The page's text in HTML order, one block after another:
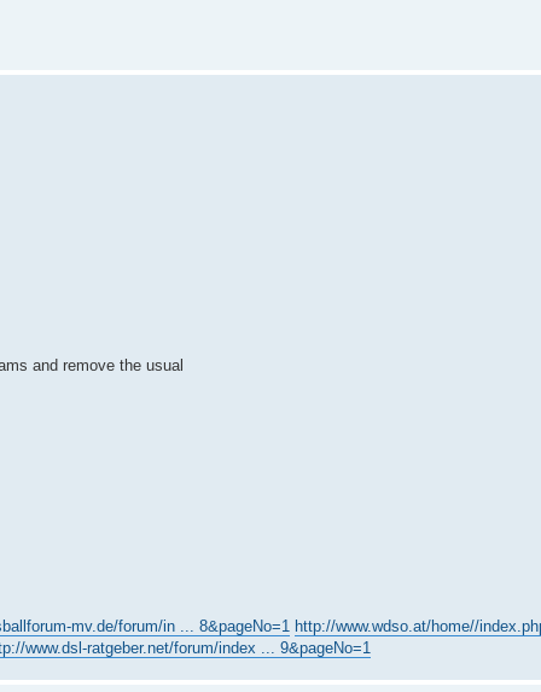
and remove the usual
mv.de/forum/in ... 8&pageNo=1 http://www.wdso.at/home//
www.dsl-ratgeber.net/forum/index ... 9&pageNo=1